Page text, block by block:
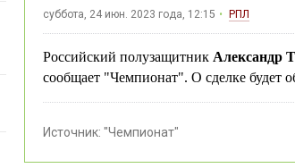
суббота, 24 июн. 2023 года, 12:15 РПЛ
Российский полузащитник Александр
сообщает "Чемпионат". О сделке будет
Источник: "Чемпионат"